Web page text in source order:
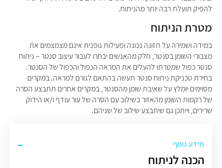
להפיק תועלת רבה יותר מהניתוח.
מטרת הניתוח
במידה ושמירה על תזונה נכונה ופעילות גופנית אינם מצמצמים את
מצבורי השומן בסנטר, חלק מהאנשים יבחרו לעבור עיצוב סנטר – ניתוח
סנטר כפול שמטרתו להעלים את המראה הנפול והכפול של הסנטר.
בחירת טכניקת ניתוח סנטר תעשה בהתאם לגורם למראה. במקרים
מסוימיםיומלץ עלשאיבת שומן מהסנטר,במקרים אחרים תתבצע הסרה
של רקמות השומן מהאזור בשילוב עם הסרה של עור עודף ו/או הידוק
שרירים, וייתכן גם שיתבצע שילוב של שניהם. ​​​​
מידע נוסף
הכנה לניתוח